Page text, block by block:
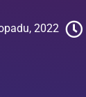
2022